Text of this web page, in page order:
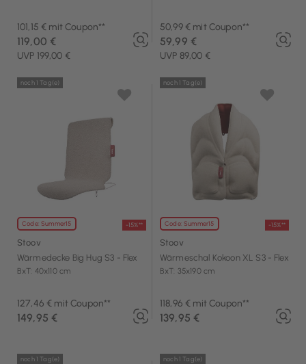
101,15 € mit Coupon**
UVP 199,00 €
119,00 €
50,99 € mit Coupon**
UVP 89,00 €
59,99 €
Code: Summer15 -15%**
noch 1 Tag(e)
Stoov
Wärmedecke Big Hug S3 - Flex
BxT: 40x110 cm
127,46 € mit Coupon**
149,95 €
Code: Summer15 -15%**
noch 1 Tag(e)
Stoov
Wärmeschal Kokoon XL S3 - Flex
BxT: 35x190 cm
118,96 € mit Coupon**
139,95 €
noch 1 Tag(e) noch 1 Tag(e)